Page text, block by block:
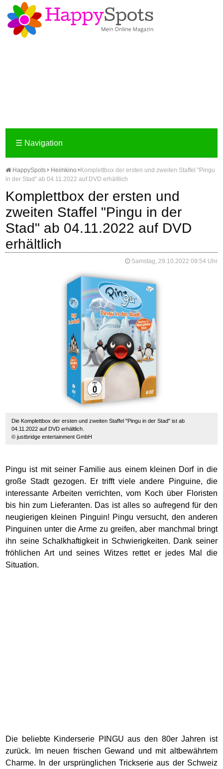
☰ Navigation
HappySpots Heimkino
Komplettbox der ersten und zweiten Staffel "Pingu
in der Stad" ab 04.11.2022 auf DVD erhältlich
Komplettbox der ersten und
zweiten Staffel "Pingu in der
Stad" ab 04.11.2022 auf DVD
erhältlich
Samstag, 29.10.2022 09:54 Uhr
Die Komplettbox der ersten und zweiten Staffel "Pingu in der Stad" ist ab
04.11.2022 auf DVD erhältlich.
© justbridge entertainment GmbH
Pingu ist mit seiner Familie aus einem kleinen Dorf in die
große Stadt gezogen. Er trifft viele andere Pinguine, die
interessante Arbeiten verrichten, vom Koch über Floristen
bis hin zum Lieferanten. Das ist alles so aufregend für den
neugierigen kleinen Pinguin! Pingu versucht, den anderen
Pinguinen unter die Arme zu greifen, aber manchmal bringt
ihn seine Schalkhaftigkeit in Schwierigkeiten. Dank seiner
fröhlichen Art und seines Witzes rettet er jedes Mal die
Situation.
Die beliebte Kinderserie PINGU aus den 80er Jahren ist
zurück. Im neuen frischen Gewand und mit altbewährtem
Charme. In der ursprünglichen Trickserie aus der Schweiz